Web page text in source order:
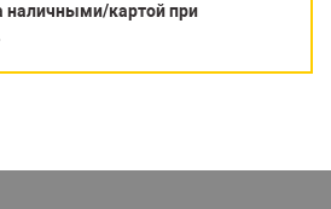
наличными/картой при